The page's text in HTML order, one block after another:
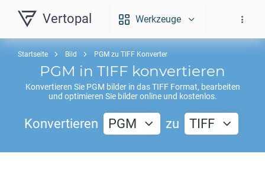
Vertopal Werkzeuge
Startseite Bild PGM zu TIFF Konverter
PGM in TIFF konvertieren
Konvertieren Sie PGM bilder in dasTIFFFormat, bearbeiten
und optimieren Sie bilder online und kostenlos.
Konvertieren PGM zu TIFF